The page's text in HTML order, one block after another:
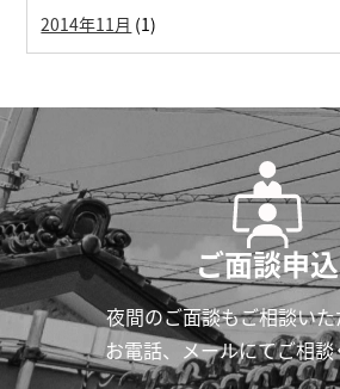
2014年11月 (1)
ご面談申込
夜間のご面談もご相談い
お電話、メールにてご相